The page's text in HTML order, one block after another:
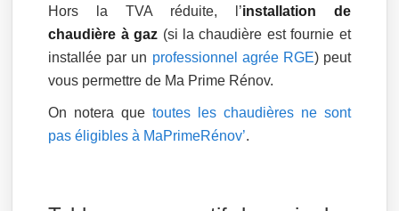
Hors la TVA réduite, l’installation de
chaudière à gaz (si la chaudière est fournie et
installée par un professionnel agrée RGE) peut
vous permettre de Ma Prime Rénov.
On notera quetoutes les chaudières ne sont
pas éligibles à MaPrimeRénov’.